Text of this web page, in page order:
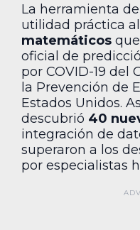
La herramienta
utilidad práctica
matemáticos
oficial de
por COVID-19 del
la Prevención de
Estados Unidos.
descubrió 40
integración de
superaron a los
por especialistas